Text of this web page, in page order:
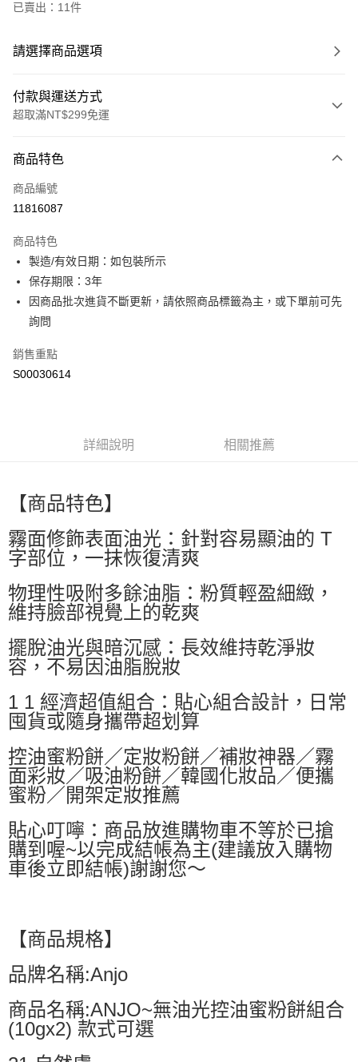
已賣出：11件
請選擇商品選項
付款與運送方式
超取滿NT$299免運
信用卡一次付款
超商取貨付款
Apple Pay
街口支付
全盈+PAY
ATM付款
萊爾富取貨付款
每筆NT$60，滿NT$599(含以上)免運費
付款後萊爾富取貨
每筆NT$60，滿NT$599(含以上)免運費
7-11付款取貨
每筆NT$60，滿NT$599(含以上)免運費
付款後7-11取貨
每筆NT$60，滿NT$599(含以上)免運費
宅配
國家/地區配送0330 查看運費
商品特色
商品編號
11816087
商品特色
製造/有效日期：如包裝所示
保存期限：3年
因商品批次進貨不斷更新，請依照商品標籤為主，或下單前可先
詢問
銷售重點
S00030614
詳細說明 相關推薦
【商品特色】
霧面修飾表面油光：針對容易顯油的 T
字部位，一抹恢復清爽
物理性吸附多餘油脂：粉質輕盈細緻，
維持臉部視覺上的乾爽
擺脫油光與暗沉感：長效維持乾淨妝
容，不易因油脂脫妝
1 1 經濟超值組合：貼心組合設計，日常
囤貨或隨身攜帶超划算
控油蜜粉餅／定妝粉餅／補妝神器／霧
面彩妝／吸油粉餅／韓國化妝品／便攜
蜜粉／開架定妝推薦
貼心叮嚀：商品放進購物車不等於已搶
購到喔~以完成結帳為主(建議放入購物
車後立即結帳)謝謝您～
【商品規格】
品牌名稱:Anjo
商品名稱:ANJO~無油光控油蜜粉餅組合
(10gx2) 款式可選